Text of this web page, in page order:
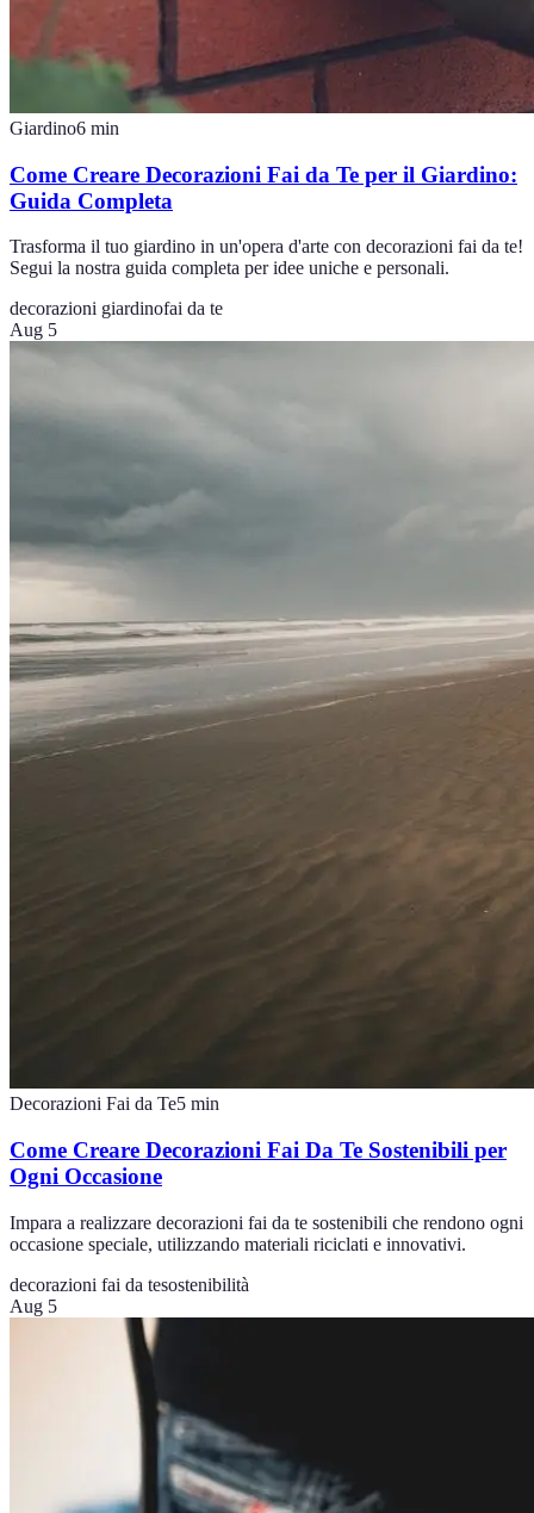
Giardino6 min
Come Creare Decorazioni Fai da Te per il Giardino:
Guida Completa
Trasforma il tuo giardino in un'opera d'arte con decorazioni fai da te!
Segui la nostra guida completa per idee uniche e personali.
decorazioni giardinofai da te
Aug 5
Decorazioni Fai da Te5 min
Come Creare Decorazioni Fai Da Te Sostenibili per
Ogni Occasione
Impara a realizzare decorazioni fai da te sostenibili che rendono ogni
occasione speciale, utilizzando materiali riciclati e innovativi.
decorazioni fai da tesostenibilità
Aug 5